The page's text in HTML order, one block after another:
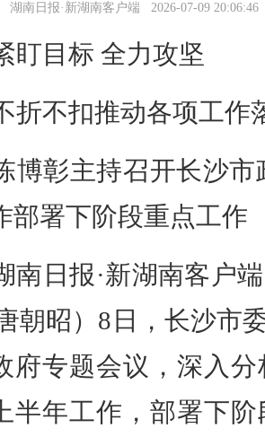
湖南日报·新湖南客户端 2026-07-09 20:06:46
盯目标 全力攻坚
折不扣推动各项工作
博彰主持召开长沙
部署下阶段重点工作
南日报·新湖南客户
朝昭）8日，长沙市
府专题会议，深入
半年工作，部署下